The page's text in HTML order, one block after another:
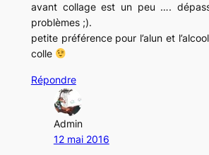
avant collage est un peu ….
problèmes ;).
petite préférence pour l’alun et
colle
Répondre
Admin
12 mai 2016